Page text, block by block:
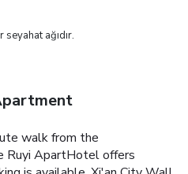
seyahat ağıdır.
walk from the
Ruyi ApartHotel offers